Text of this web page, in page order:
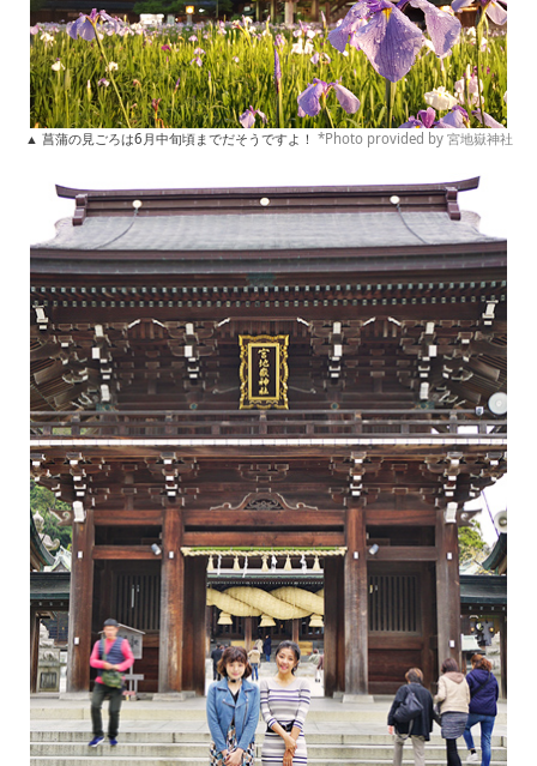
▲ 菖蒲の見ごろは6月中旬頃までだそうですよ！ *Photo provided by 宮地嶽神社